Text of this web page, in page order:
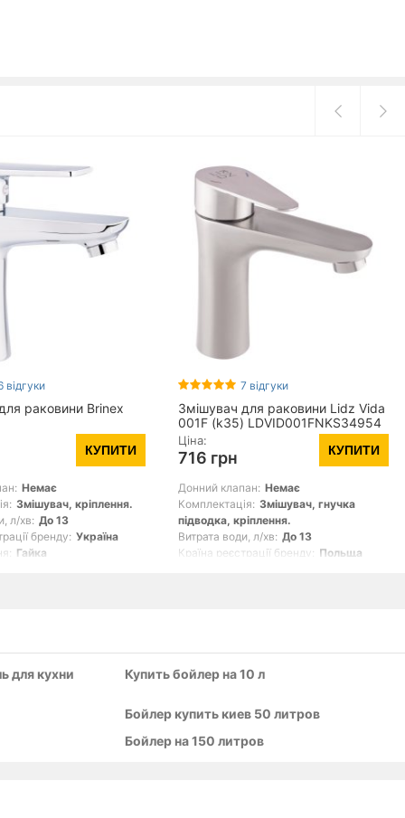
відгуки
раковини Brinex
КУПИТИ
Немає
Змішувач, кріплення.
л/хв: До 13
бренду: Україна
Гайка
7 відгуки
Змішувач для раковини Lidz Vida
001F (k35) LDVID001FNKS34954
Nickel
Ціна:
716 грн КУПИТИ
Донний клапан: Немає
Комплектація: Змішувач, гнучка
підводка, кріплення.
Витрата води, л/хв: До 13
Країна реєстрації бренду: Польща
для кухни
Купить бойлер на 10 л
Бойлер купить киев 50 литров
Бойлер на 150 литров